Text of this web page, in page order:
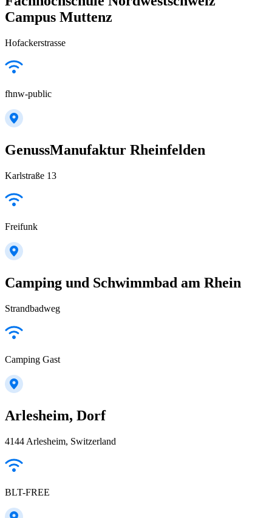
Campus Muttenz
Hofackerstrasse
fhnw-public
GenussManufaktur Rheinfelden
Karlstraße 13
Freifunk
Camping und Schwimmbad am Rhein
Strandbadweg
Camping Gast
Arlesheim, Dorf
4144 Arlesheim, Switzerland
BLT-FREE